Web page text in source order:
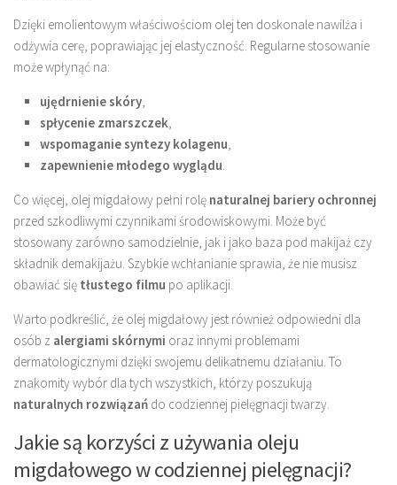
Dzięki emolientowym właściwościom olej ten doskonale nawilża i
odżywia cerę, poprawiając jej elastyczność. Regularne stosowanie
może wpłynąć na:
ujędrnienie skóry,
spłycenie zmarszczek,
wspomaganie syntezy kolagenu,
zapewnienie młodego wyglądu.
Co więcej, olej migdałowy pełni rolę naturalnej bariery ochronnej
przed szkodliwymi czynnikami środowiskowymi. Może być
stosowany zarówno samodzielnie, jak i jako baza pod makijaż czy
składnik demakijażu. Szybkie wchłanianie sprawia, że nie musisz
obawiać się tłustego filmu po aplikacji.
Warto podkreślić, że olej migdałowy jest również odpowiedni dla
osób z alergiami skórnymi oraz innymi problemami
dermatologicznymi dzięki swojemu delikatnemu działaniu. To
znakomity wybór dla tych wszystkich, którzy poszukują
naturalnych rozwiązań do codziennej pielęgnacji twarzy.
Jakie są korzyści z używania oleju
migdałowego w codziennej pielęgnacji?